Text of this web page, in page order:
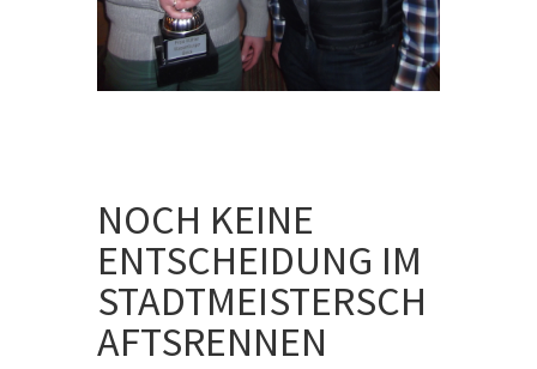
NOCH KEINE
ENTSCHEIDUNG IM
STADTMEISTERSCH
AFTSRENNEN